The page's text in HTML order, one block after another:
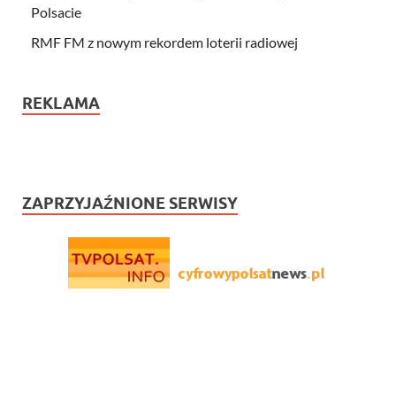
Polsacie
RMF FM z nowym rekordem loterii radiowej
REKLAMA
ZAPRZYJAŹNIONE SERWISY